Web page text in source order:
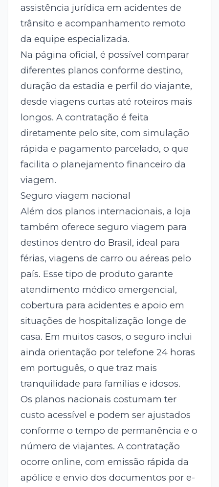
assistência jurídica em acidentes de
trânsito e acompanhamento remoto
da equipe especializada.
Na página oficial, é possível comparar
diferentes planos conforme destino,
duração da estadia e perfil do viajante,
desde viagens curtas até roteiros mais
longos. A contratação é feita
diretamente pelo site, com simulação
rápida e pagamento parcelado, o que
facilita o planejamento financeiro da
viagem.
Seguro viagem nacional
Além dos planos internacionais, a loja
também oferece seguro viagem para
destinos dentro do Brasil, ideal para
férias, viagens de carro ou aéreas pelo
país. Esse tipo de produto garante
atendimento médico emergencial,
cobertura para acidentes e apoio em
situações de hospitalização longe de
casa. Em muitos casos, o seguro inclui
ainda orientação por telefone 24 horas
em português, o que traz mais
tranquilidade para famílias e idosos.
Os planos nacionais costumam ter
custo acessível e podem ser ajustados
conforme o tempo de permanência e o
número de viajantes. A contratação
ocorre online, com emissão rápida da
apólice e envio dos documentos por e-